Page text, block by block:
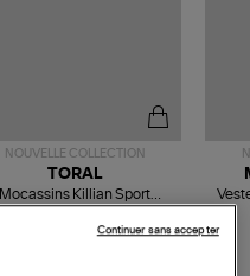
NOUVELLE COLLECTION
TORAL
Mocassins Killian Sport
Mousse
Continuer sans accepter